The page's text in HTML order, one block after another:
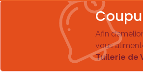
Afin
vous
Tuilerie de